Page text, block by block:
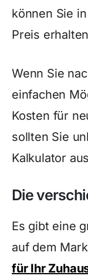
können Sie
Preis
Wenn Sie
einfachen
Kosten für
sollten Sie
Kalkulator
Die
Es gibt eine
auf dem
für Ihr